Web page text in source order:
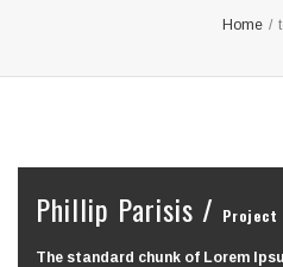
Home /
Phillip Parisis / Project
The standard chunk of Lorem